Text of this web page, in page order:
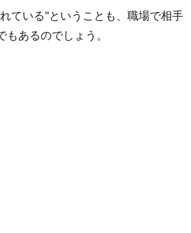
ている"ということも、職場で相手
あるのでしょう。